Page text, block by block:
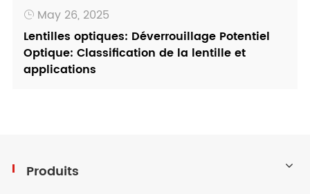
 May 26, 2025
Lentilles optiques: Déverrouillage Potentiel
Optique: Classification de la lentille et
applications
Produits